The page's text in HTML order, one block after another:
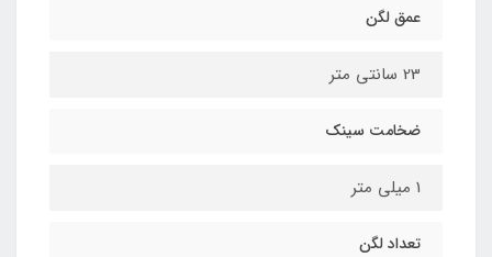
عمق لگن
23 سانتی متر
ضخامت سینک
1 میلی متر
تعداد لگن